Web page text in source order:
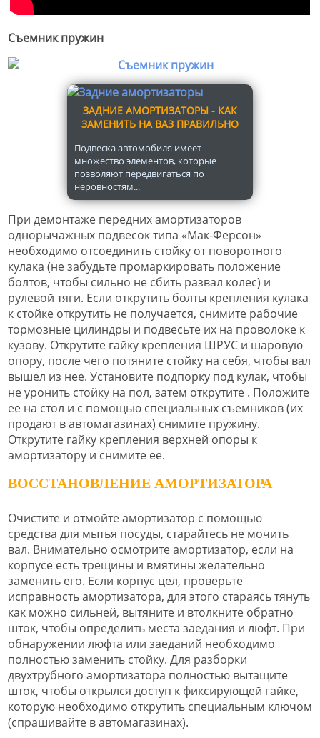
Съемник пружин
ЗАДНИЕ АМОРТИЗАТОРЫ - КАК
ЗАМЕНИТЬ НА ВАЗ ПРАВИЛЬНО
Подвеска автомобиля имеет
множество элементов, которые
позволяют передвигаться по
неровностям...
При демонтаже передних амортизаторов
однорычажных подвесок типа «Мак-Ферсон»
необходимо отсоединить стойку от поворотного
кулака (не забудьте промаркировать положение
болтов, чтобы сильно не сбить развал колес) и
рулевой тяги. Если открутить болты крепления кулака
к стойке открутить не получается, снимите рабочие
тормозные цилиндры и подвесьте их на проволоке к
кузову. Открутите гайку крепления ШРУС и шаровую
опору, после чего потяните стойку на себя, чтобы вал
вышел из нее. Установите подпорку под кулак, чтобы
не уронить стойку на пол, затем открутите . Положите
ее на стол и с помощью специальных съемников (их
продают в автомагазинах) снимите пружину.
Открутите гайку крепления верхней опоры к
амортизатору и снимите ее.
ВОССТАНОВЛЕНИЕ АМОРТИЗАТОРА
Очистите и отмойте амортизатор с помощью
средства для мытья посуды, старайтесь не мочить
вал. Внимательно осмотрите амортизатор, если на
корпусе есть трещины и вмятины желательно
заменить его. Если корпус цел, проверьте
исправность амортизатора, для этого стараясь тянуть
как можно сильней, вытяните и втолкните обратно
шток, чтобы определить места заедания и люфт. При
обнаружении люфта или заеданий необходимо
полностью заменить стойку. Для разборки
двухтрубного амортизатора полностью вытащите
шток, чтобы открылся доступ к фиксирующей гайке,
которую необходимо открутить специальным ключом
(спрашивайте в автомагазинах).